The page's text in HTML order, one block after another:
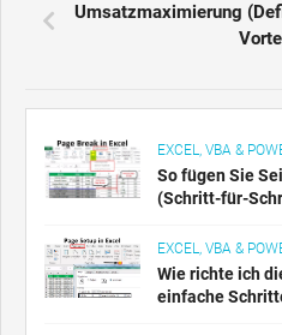
Umsatzmaximierung
EXCEL, VBA &
So fügen Sie
(Schritt-für-
EXCEL, VBA &
Wie richte ich
einfache